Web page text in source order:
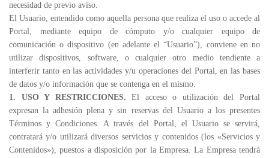
necesidad de previo aviso.
El Usuario, entendido como aquella persona que realiza el uso o accede al
Portal, mediante equipo de cómputo y/o cualquier equipo de
comunicación o dispositivo (en adelante el “Usuario”), conviene en no
utilizar dispositivos, software, o cualquier otro medio tendiente a
interferir tanto en las actividades y/u operaciones del Portal, en las bases
de datos y/o información que se contenga en el mismo.
1. USO Y RESTRICCIONES. El acceso o utilización del Portal
expresan la adhesión plena y sin reservas del Usuario a los presentes
Términos y Condiciones. A través del Portal, el Usuario se servirá,
contratará y/o utilizará diversos servicios y contenidos (los «Servicios y
Contenidos»), puestos a disposición por la Empresa. La Empresa tendrá